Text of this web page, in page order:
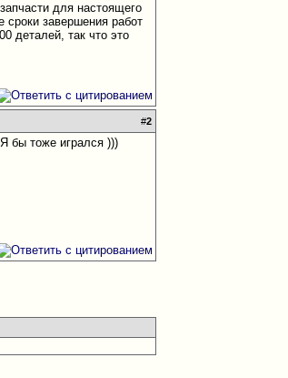
для настоящего
завершения работ
деталей, так что это
#2
Я бы тоже игрался )))